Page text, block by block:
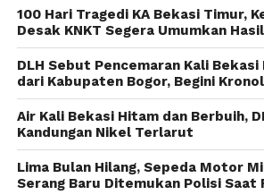
“Fondasi agama harus dimulai
dasar. Jangan hanya karena gratis,
tertinggal. Pendidikan harus serius
karena ini menyangkut masa depan
Septiana.
Ia menjelaskan, model Full Day
diterapkan di SDIT Atssurayya
100 Hari Tragedi KA Bekasi Timur,
Desak KNKT Segera Umumkan
DLH Sebut Pencemaran Kali Bekasi
dari Kabupaten Bogor, Begini
Air Kali Bekasi Hitam dan Berbuih,
Kandungan Nikel Terlarut
Lima Bulan Hilang, Sepeda Motor
Serang Baru Ditemukan Polisi Saat